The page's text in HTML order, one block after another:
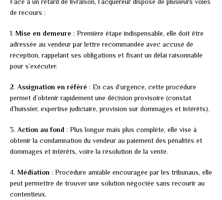
de recours :
1. Mise en demeure : Première étape indispensable, elle doit être
adressée au vendeur par lettre recommandée avec accusé de
réception, rappelant ses obligations et fixant un délai raisonnable
pour s’exécuter.
2. Assignation en référé : En cas d’urgence, cette procédure
permet d’obtenir rapidement une décision provisoire (constat
d’huissier, expertise judiciaire, provision sur dommages et intérêts).
3. Action au fond : Plus longue mais plus complète, elle vise à
obtenir la condamnation du vendeur au paiement des pénalités et
dommages et intérêts, voire la résolution de la vente.
4. Médiation : Procédure amiable encouragée par les tribunaux, elle
peut permettre de trouver une solution négociée sans recourir au
contentieux.